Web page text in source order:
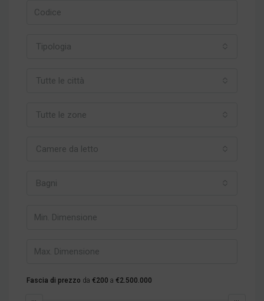
Tipologia
Tutte le città
Tutte le zone
Camere da letto
Bagni
Fascia di prezzo da €200 a €2.500.000